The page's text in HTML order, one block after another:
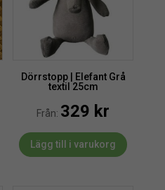
Dörrstopp | Elefant Grå
textil 25cm
Från: 329 kr
Lägg till i varukorg